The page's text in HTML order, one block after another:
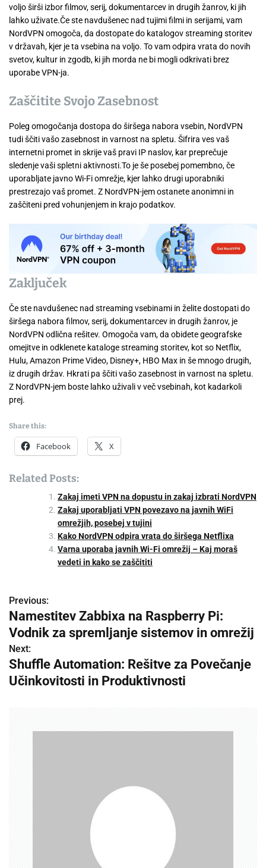
voljo širši izbor filmov, serij, dokumentarcev in drugih žanrov, ki jih
lahko uživate.Če ste navdušenec nad tujimi filmi in serijami, vam
NordVPN omogoča, da dostopate do katalogov streaming storitev
v državah, kjer je ta vsebina na voljo. To vam odpira vrata do novih
svetov, kultur in zgodb, ki jih morda ne bi mogli odkrivati brez
uporabe VPN-ja.
Zaščitite Svojo Zasebnost
Poleg omogočanja dostopa do širšega nabora vsebin, NordVPN
tudi ščiti vašo zasebnost in varnost na spletu. Šifrira ves vaš
internetni promet in skrije vaš pravi IP naslov, kar preprečuje
sledenje vaši spletni aktivnosti.To je še posebej pomembno, če
uporabljate javno Wi-Fi omrežje, kjer lahko drugi uporabniki
prestrezajo vaš promet. Z NordVPN-jem ostanete anonimni in
zaščiteni pred vohunjenjem in krajo podatkov.
Zaključek
Če ste navdušenec nad streaming vsebinami in želite dostopati do
širšega nabora filmov, serij, dokumentarcev in drugih žanrov, je
NordVPN odlična rešitev. Omogoča vam, da obidete geografske
omejitve in odklenete kataloge streaming storitev, kot so Netflix,
Hulu, Amazon Prime Video, Disney+, HBO Max in še mnogo drugih,
iz drugih držav. Hkrati pa ščiti vašo zasebnost in varnost na spletu.
Z NordVPN-jem boste lahko uživali v več vsebinah, kot kadarkoli
prej.
Share this:
Facebook X
Related Posts:
Zakaj imeti VPN na dopustu in zakaj izbrati NordVPN
Zakaj uporabljati VPN povezavo na javnih WiFi
omrežjih, posebej v tujini
Kako NordVPN odpira vrata do širšega Netflixa
Varna uporaba javnih Wi-Fi omrežij – Kaj moraš
vedeti in kako se zaščititi
P
o
s
t
Previous:
Namestitev Zabbixa na Raspberry Pi:
Vodnik za spremljanje sistemov in omrežij
Next:
Shuffle Automation: Rešitve za Povečanje
Učinkovitosti in Produktivnosti